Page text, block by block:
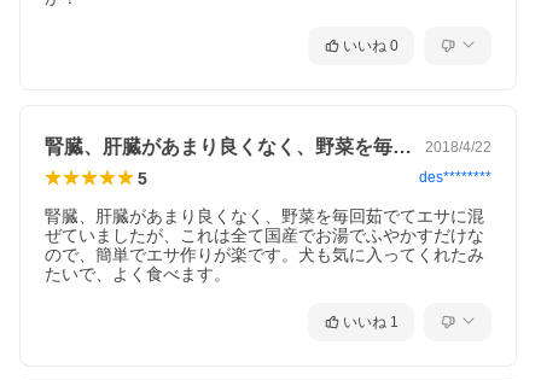
いいね 0
腎臓、肝臓があまり良くなく、野菜を毎回… 2018/4/22
5 des********
腎臓、肝臓があまり良くなく、野菜を毎回茹でてエサに混
ぜていましたが、これは全て国産でお湯でふやかすだけな
ので、簡単でエサ作りが楽です。犬も気に入ってくれたみ
たいで、よく食べます。
いいね 1